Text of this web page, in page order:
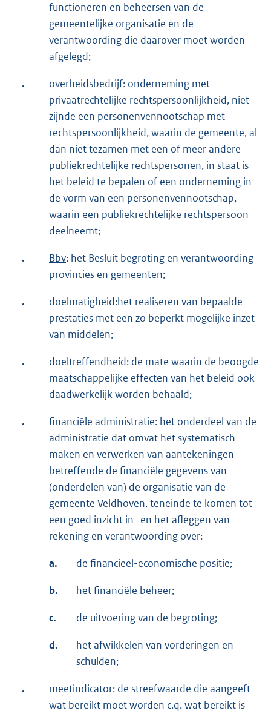
functioneren en beheersen van de
gemeentelijke organisatie en de
verantwoording die daarover moet worden
afgelegd;
. overheidsbedrijf: onderneming met
privaatrechtelijke rechtspersoonlijkheid, niet
zijnde een personenvennootschap met
rechtspersoonlijkheid, waarin de gemeente, al
dan niet tezamen met een of meer andere
publiekrechtelijke rechtspersonen, in staat is
het beleid te bepalen of een onderneming in
de vorm van een personenvennootschap,
waarin een publiekrechtelijke rechtspersoon
deelneemt;
. Bbv: het Besluit begroting en verantwoording
provincies en gemeenten;
. doelmatigheid:het realiseren van bepaalde
prestaties met een zo beperkt mogelijke inzet
van middelen;
. doeltreffendheid: de mate waarin de beoogde
maatschappelijke effecten van het beleid ook
daadwerkelijk worden behaald;
. financiële administratie: het onderdeel van de
administratie dat omvat het systematisch
maken en verwerken van aantekeningen
betreffende de financiële gegevens van
(onderdelen van) de organisatie van de
gemeente Veldhoven, teneinde te komen tot
een goed inzicht in -en het afleggen van
rekening en verantwoording over:
a. de financieel-economische positie;
b. het financiële beheer;
c. de uitvoering van de begroting;
d.
het afwikkelen van vorderingen en
schulden;
. meetindicator: de streefwaarde die aangeeft
wat bereikt moet worden c.q. wat bereikt is